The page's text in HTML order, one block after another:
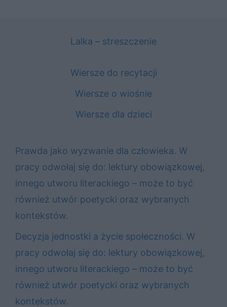
Lalka – streszczenie
Wiersze do recytacji
Wiersze o wiośnie
Wiersze dla dzieci
Prawda jako wyzwanie dla człowieka. W
pracy odwołaj się do: lektury obowiązkowej,
innego utworu literackiego – może to być
również utwór poetycki oraz wybranych
kontekstów.
Decyzja jednostki a życie społeczności. W
pracy odwołaj się do: lektury obowiązkowej,
innego utworu literackiego – może to być
również utwór poetycki oraz wybranych
kontekstów.